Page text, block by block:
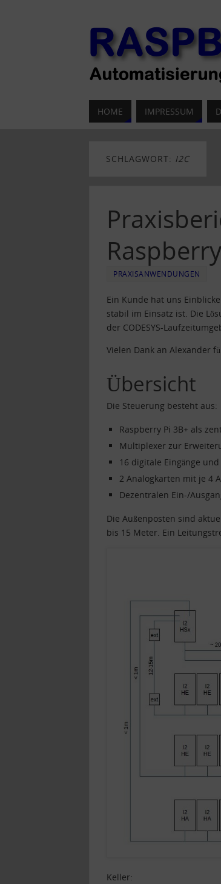
HOME IMPRESSUM
SCHLAGWORT: I2C
PRAXISANWENDUNGEN
Ein Kunde hat uns
stabil im Einsatz ist. Die
der CODESYS-
Vielen Dank an Alexander
Übersicht
Die Steuerung besteht aus:
Raspberry Pi 3B+ als
Multiplexer zur
16 digitale Eingänge
2 Analogkarten mit je 4
Dezentralen Ein-/
Die Außenposten sind
bis 15 Meter. Ein
Keller: